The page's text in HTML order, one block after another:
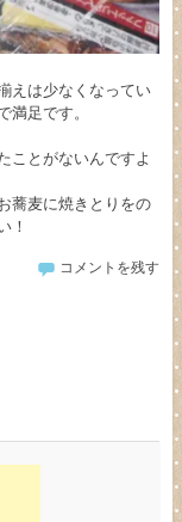
えは少なくなってい
足です。
ことがないんですよ
蕎麦に焼きとりをの
！
コメントを残す